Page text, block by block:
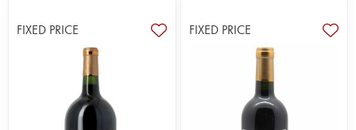
vue), le château Bolaire, édifié en 1860, est situé
dans les paluds de Macau, au lieu-dit Le Bout de
l'Île. C'est la même équipe qu'au château Belle-
Vue, référence de l'appellation, qui élabore ce
bordeaux supérieur, avec les mêmes soins. Le
vignoble s'étend sur sept hectares et se démarque
par sa très forte proportion de petit verdot (50%),
FIXED PRICE FIXED PRICE